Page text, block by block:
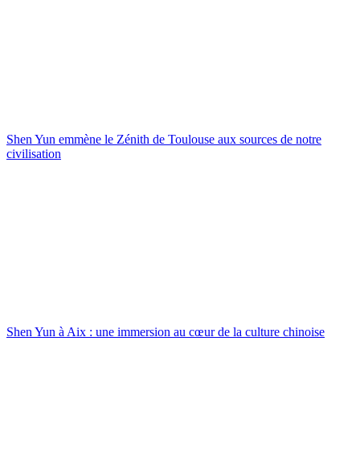
Shen Yun emmène le Zénith de Toulouse aux sources de notre
civilisation
Shen Yun à Aix : une immersion au cœur de la culture chinoise